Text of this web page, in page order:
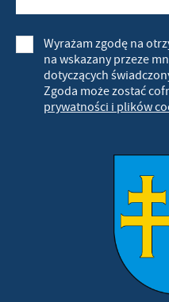
Wyrażam zgodę na
na wskazany przeze
dotyczących
Zgoda może zostać
prywatności i plików